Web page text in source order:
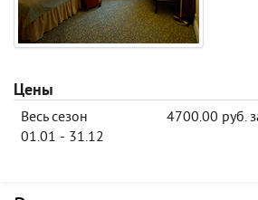
Цены
Весь сезон
01.01 - 31.12
4700.00 руб.